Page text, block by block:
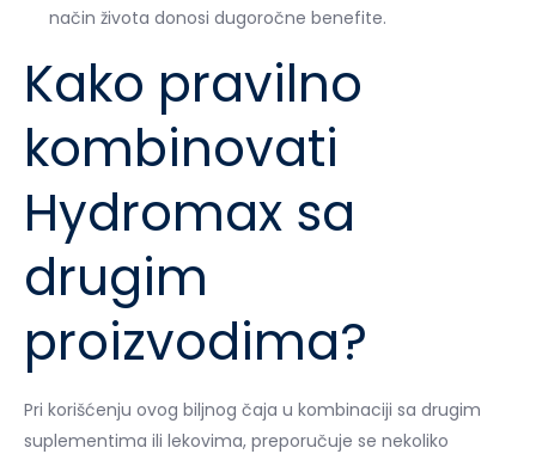
način života donosi dugoročne benefite.
Kako pravilno
kombinovati
Hydromax sa
drugim
proizvodima?
Pri korišćenju ovog biljnog čaja u kombinaciji sa drugim
suplementima ili lekovima, preporučuje se nekoliko